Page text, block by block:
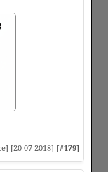
[20-07-2018] [#179]